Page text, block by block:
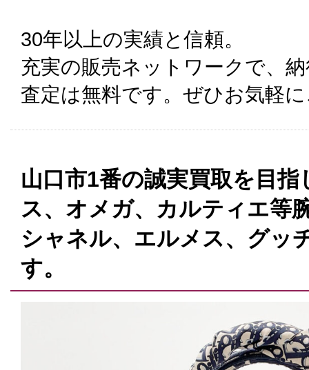
30年以上の実績と信頼。
充実の販売ネットワークで、
査定は無料です。ぜひお気軽
山口市1番の誠実買取を目
ス、オメガ、カルティエ等
シャネル、エルメス、グッ
す。